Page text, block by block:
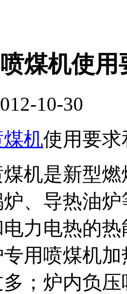
煤机使
10-30
机使用要
机是新型
、导热油
力电热的
用喷煤机
；炉内负